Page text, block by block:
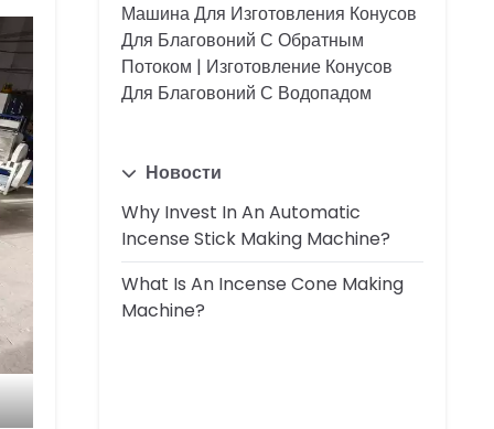
Машина Для Изготовления Конусов
Для Благовоний С Обратным
Потоком | Изготовление Конусов
Для Благовоний С Водопадом
Новости
Why Invest In An Automatic
Incense Stick Making Machine?
What Is An Incense Cone Making
Machine?